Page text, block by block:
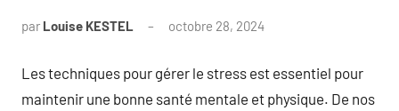
par Louise KESTEL octobre 28, 2024
Les techniques pour gérer le stress est essentiel pour
maintenir une bonne santé mentale et physique. De nos